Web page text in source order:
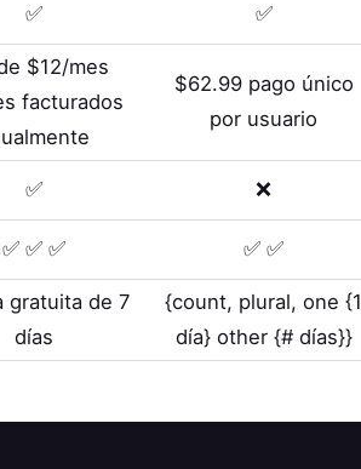
✅ ✅
$12/mes
facturados
$62.99 pago único
por usuario
✅ ❌
✅ ✅ ✅ ✅ ✅
gratuita de 7
días
{count, plural, one {1
día} other {# días}}